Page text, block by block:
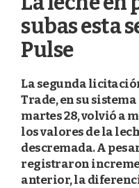
subas esta
Pulse
La segunda
Trade, en su
martes 28, volvió a
los valores de la
descremada. A
registraron
anterior, la